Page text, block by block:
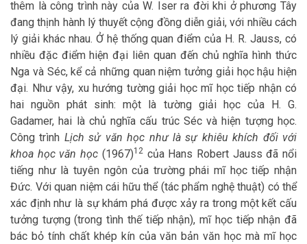
thêm là công trình này của W. Iser ra đời khi ở phương Tây
đang thịnh hành lý thuyết cộng đồng diễn giải, với nhiều cách
lý giải khác nhau. Ở hệ thống quan điểm của H. R. Jauss, có
nhiều đặc điểm hiện đại liên quan đến chủ nghĩa hình thức
Nga và Séc, kể cả những quan niệm tưởng giải học hậu hiện
đại. Như vậy, xu hướng tường giải học mĩ học tiếp nhận có
hai nguồn phát sinh: một là tường giải học của H. G.
Gadamer, hai là chủ nghĩa cấu trúc Séc và hiện tượng học.
Công trình Lịch sử văn học như là sự khiêu khích đối với
khoa học văn học (1967)12của Hans Robert Jauss đã nổi
tiếng như là tuyên ngôn của trường phái mĩ học tiếp nhận
Đức. Với quan niệm cái hữu thể (tác phẩm nghệ thuật) có thể
xác định như là sự khám phá được xảy ra trong một kết cấu
tưởng tượng (trong tình thế tiếp nhận), mĩ học tiếp nhận đã
bác bỏ tính chất khép kín của văn bản văn học mà mĩ học